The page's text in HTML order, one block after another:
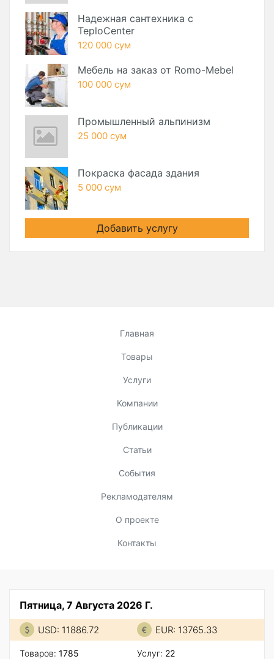
Надежная сантехника с
TeploCenter
120 000 сум
Мебель на заказ от Romo-Mebel
100 000 сум
Промышленный альпинизм
25 000 сум
Покраска фасада здания
5 000 сум
Добавить услугу
Главная
Товары
Услуги
Компании
Публикации
Статьи
События
Рекламодателям
О проекте
Контакты
Пятница, 7 Августа 2026 Г.
USD: 11886.72 EUR: 13765.33
Товаров: 1785
Услуг: 22